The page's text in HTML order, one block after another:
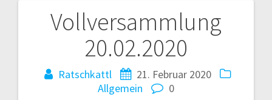
Vollversammlung
20.02.2020
Ratschkattl
21. Februar 2020
Allgemein
0
Beitrags-
Navigation